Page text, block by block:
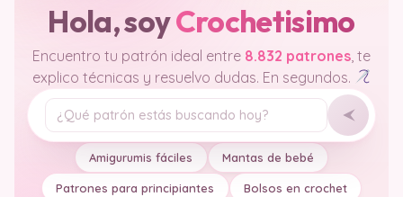
Hola, soyCrochetisimo
Encuentro tu patrón ideal entre 8.832 patrones , te
explico técnicas y resuelvo dudas. En segundos.
Tu pregunta
Amigurumis fáciles Mantas de bebé
Patrones para principiantes Bolsos en crochet